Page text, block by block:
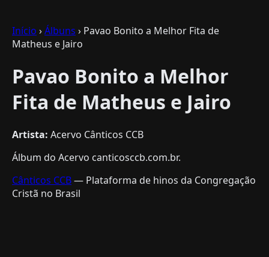
Início ›Álbuns › Pavao Bonito a Melhor Fita de
Matheus e Jairo
Pavao Bonito a Melhor
Fita de Matheus e Jairo
Artista: Acervo Cânticos CCB
Álbum do Acervo canticosccb.com.br.
Cânticos CCB— Plataforma de hinos da Congregação
Cristã no Brasil